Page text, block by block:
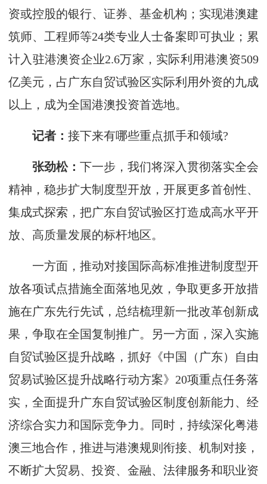
资或控股的银行、证券、基金机构；实现港澳建
筑师、工程师等24类专业人士备案即可执业；累
计入驻港澳资企业2.6万家，实际利用港澳资509
亿美元，占广东自贸试验区实际利用外资的九成
以上，成为全国港澳投资首选地。
记者： 接下来有哪些重点抓手和领域?
张劲松： 下一步，我们将深入贯彻落实全会
精神，稳步扩大制度型开放，开展更多首创性、
集成式探索，把广东自贸试验区打造成高水平开
放、高质量发展的标杆地区。
一方面，推动对接国际高标准推进制度型开
放各项试点措施全面落地见效，争取更多开放措
施在广东先行先试，总结梳理新一批改革创新成
果，争取在全国复制推广。另一方面，深入实施
自贸试验区提升战略，抓好《中国（广东）自由
贸易试验区提升战略行动方案》20项重点任务落
实，全面提升广东自贸试验区制度创新能力、经
济综合实力和国际竞争力。同时，持续深化粤港
澳三地合作，推进与港澳规则衔接、机制对接，
不断扩大贸易、投资、金融、法律服务和职业资